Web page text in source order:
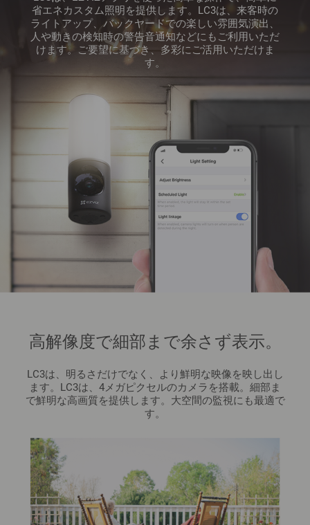
省エネカスタム照明を提供します。LC3は、来客時の
ライトアップ、バックヤードでの楽しい雰囲気演出、
人や動きの検知時の警告音通知などにもご利用いただ
けます。ご要望に基づき、多彩にご活用いただけま
す。
高解像度で細部まで余さず表示。
LC3は、明るさだけでなく、より鮮明な映像を映し出し
ます。LC3は、4メガピクセルのカメラを搭載。細部ま
で鮮明な高画質を提供します。大空間の監視にも最適で
す。